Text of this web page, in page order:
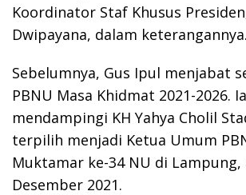
Koordinator Staf Khusus
Dwipayana, dalam keterangannya.
Sebelumnya, Gus Ipul menjabat
PBNU Masa Khidmat 2021-2026. Ia
mendampingi KH Yahya Cholil
terpilih menjadi Ketua Umum
Muktamar ke-34 NU di
Desember 2021.